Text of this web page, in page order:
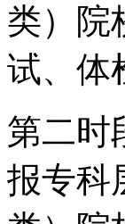
类）院
试、体
第二时
报专科